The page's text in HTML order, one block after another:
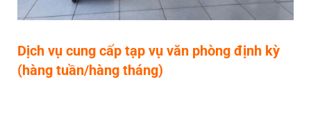
Dịch vụ cung cấp tạp vụ văn phòng định kỳ
(hàng tuần/hàng tháng)